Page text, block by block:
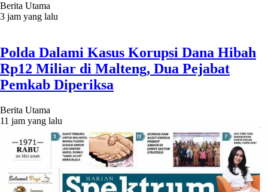
Berita Utama
3 jam yang lalu
Polda Dalami Kasus Korupsi Dana Hibah
Rp12 Miliar di Malteng, Dua Pejabat
Pemkab Diperiksa
Berita Utama
11 jam yang lalu